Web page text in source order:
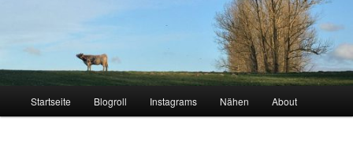
Startseite Blogroll Instagrams Nähen About